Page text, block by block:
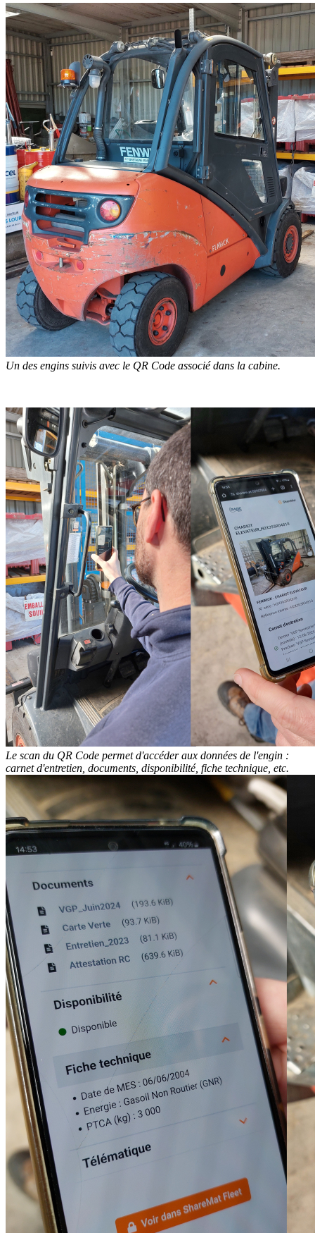
Un des engins suivis avec le QR Code associé dans la cabine.
Le scan du QR Code permet d'accéder aux données de l'engin :
carnet d'entretien, documents, disponibilité, fiche technique, etc.